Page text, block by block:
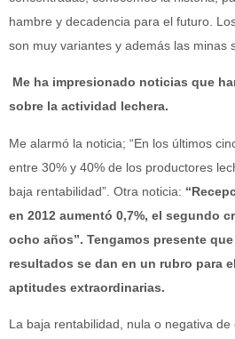
hambre y decadencia para el futuro.
son muy variantes y además las minas
Me ha impresionado noticias que
sobre la actividad lechera.
Me alarmó la noticia; “En los últimos
entre 30% y 40% de los productores
baja rentabilidad”. Otra noticia: “
en 2012 aumentó 0,7%, el segundo
ocho años”. Tengamos presente
resultados se dan en un rubro para
aptitudes extraordinarias.
La baja rentabilidad, nula o negativa